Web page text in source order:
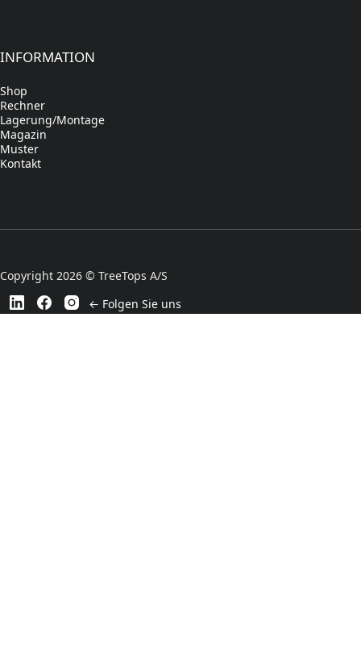
INFORMATION
Shop
Rechner
Lagerung/Montage
Magazin
Muster
Kontakt
Copyright 2026 © TreeTops A/S
← Folgen Sie uns